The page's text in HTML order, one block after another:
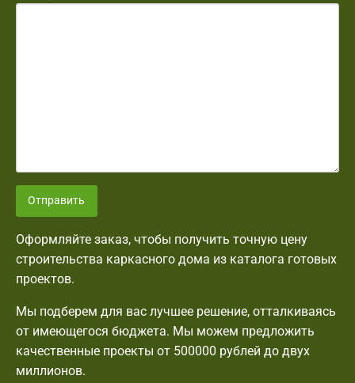
Отправить
Оформляйте заказ, чтобы получить точную цену
строительства каркасного дома из каталога готовых
проектов.
Мы подберем для вас лучшее решение, отталкиваясь
от имеющегося бюджета. Мы можем предложить
качественные проекты от 500000 рублей до двух
миллионов.